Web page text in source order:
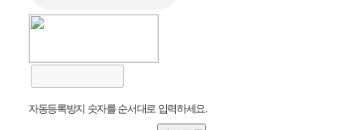
자동등록방지 숫자를 순서대로 입력하세요.